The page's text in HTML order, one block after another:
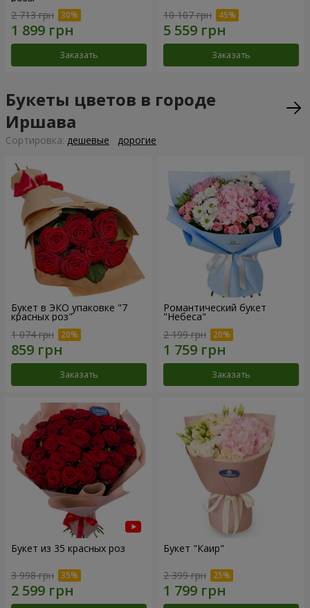
2 713 грн
Заказать
10 107 грн
Заказать
Букеты цветов в городе
Иршава
Cортировка: дешевые дорогие
Букет в ЭКО упаковке "7
красных роз"
1 074 грн
Заказать
Романтический букет
"Небеса"
2 199 грн
Заказать
Букет из 35 красных роз
3 998 грн
Букет "Каир"
2 399 грн